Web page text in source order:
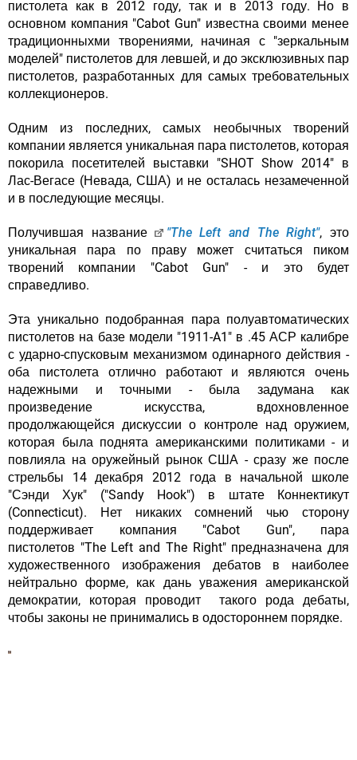
пистолета как в 2012 году, так и в 2013 году. Но в
основном компания "Cabot Gun" известна своими менее
традиционныхми творениями, начиная с "зеркальным
моделей" пистолетов для левшей, и до эксклюзивных пар
пистолетов, разработанных для самых требовательных
коллекционеров.
Одним из последних, самых необычных творений
компании является уникальная пара пистолетов, которая
покорила посетителей выставки "SHOT Show 2014" в
Лас-Вегасе (Невада, США) и не осталась незамеченной
и в последующие месяцы.
Получившая название "The Left and The Right", это
уникальная пара по праву может считаться пиком
творений компании "Cabot Gun" - и это будет
справедливо.
Эта уникально подобранная пара полуавтоматических
пистолетов на базе модели "1911-A1" в .45 АСР калибре
с ударно-спусковым механизмом одинарного действия -
оба пистолета отлично работают и являются очень
надежными и точными - была задумана как
произведение искусства, вдохновленное
продолжающейся дискуссии о контроле над оружием,
которая была поднята американскими политиками - и
повлияла на оружейный рынок США - сразу же после
стрельбы 14 декабря 2012 года в начальной школе
"Сэнди Хук" ("Sandy Hook") в штате Коннектикут
(Connecticut). Нет никаких сомнений чью сторону
поддерживает компания "Cabot Gun", пара
пистолетов "The Left and The Right" предназначена для
художественного изображения дебатов в наиболее
нейтрально форме, как дань уважения американской
демократии, которая проводит такого рода дебаты,
чтобы законы не принимались в одостороннем порядке.